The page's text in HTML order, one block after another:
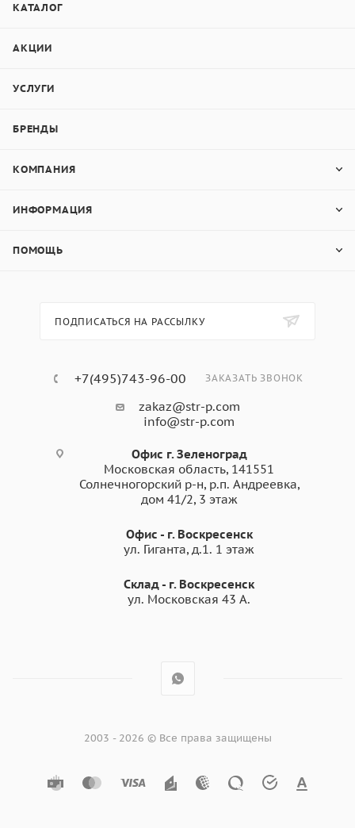
КАТАЛОГ
АКЦИИ
УСЛУГИ
БРЕНДЫ
КОМПАНИЯ
ИНФОРМАЦИЯ
ПОМОЩЬ
ПОДПИСАТЬСЯ НА РАССЫЛКУ
+7(495)743-96-00 ЗАКАЗАТЬ ЗВОНОК
zakaz@str-p.com
info@str-p.com
Офис г. Зеленоград
Московская область, 141551
Солнечногорский р-н, р.п. Андреевка,
дом 41/2, 3 этаж
Офис - г. Воскресенск
ул. Гиганта, д.1. 1 этаж
Склад - г. Воскресенск
ул. Московская 43 А.
2003 - 2026 © Все права защищены